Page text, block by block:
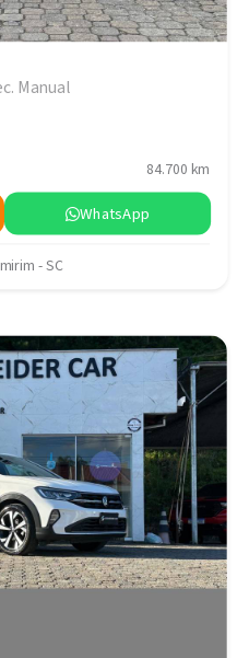
Manual
84.700 km
WhatsApp
- SC